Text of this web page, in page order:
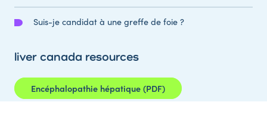
Suis-je candidat à une greffe de foie ?
liver canada resources
Encéphalopathie hépatique (PDF)